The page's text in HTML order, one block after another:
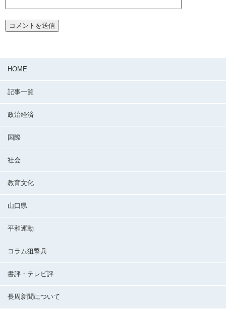
HOME
記事一覧
政治経済
国際
社会
教育文化
山口県
平和運動
コラム狙撃兵
書評・テレビ評
長周新聞について